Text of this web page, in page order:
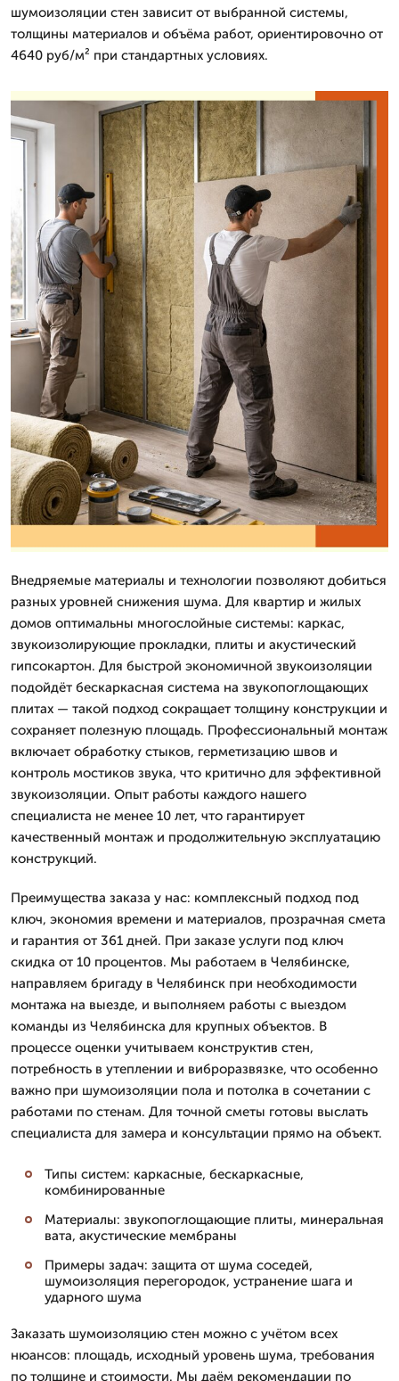
шумоизоляции стен зависит от выбранной системы,
толщины материалов и объёма работ, ориентировочно от
4640 руб/м² при стандартных условиях.
Внедряемые материалы и технологии позволяют добиться
разных уровней снижения шума. Для квартир и жилых
домов оптимальны многослойные системы: каркас,
звукоизолирующие прокладки, плиты и акустический
гипсокартон. Для быстрой экономичной звукоизоляции
подойдёт бескаркасная система на звукопоглощающих
плитах — такой подход сокращает толщину конструкции и
сохраняет полезную площадь. Профессиональный монтаж
включает обработку стыков, герметизацию швов и
контроль мостиков звука, что критично для эффективной
звукоизоляции. Опыт работы каждого нашего
специалиста не менее 10 лет, что гарантирует
качественный монтаж и продолжительную эксплуатацию
конструкций.
Преимущества заказа у нас: комплексный подход под
ключ, экономия времени и материалов, прозрачная смета
и гарантия от 361 дней. При заказе услуги под ключ
скидка от 10 процентов. Мы работаем в Челябинске,
направляем бригаду в Челябинск при необходимости
монтажа на выезде, и выполняем работы с выездом
команды из Челябинска для крупных объектов. В
процессе оценки учитываем конструктив стен,
потребность в утеплении и виброразвязке, что особенно
важно при шумоизоляции пола и потолка в сочетании с
работами по стенам. Для точной сметы готовы выслать
специалиста для замера и консультации прямо на объект.
Типы систем: каркасные, бескаркасные,
комбинированные
Материалы: звукопоглощающие плиты, минеральная
вата, акустические мембраны
Примеры задач: защита от шума соседей,
шумоизоляция перегородок, устранение шага и
ударного шума
Заказать шумоизоляцию стен можно с учётом всех
нюансов: площадь, исходный уровень шума, требования
по толщине и стоимости. Мы даём рекомендации по